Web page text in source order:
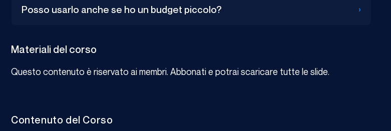
Posso usarlo anche se ho un budget piccolo? ›
Materiali del corso
Questo contenuto è riservato ai membri. Abbonati e potrai scaricare tutte le slide.
Contenuto del Corso